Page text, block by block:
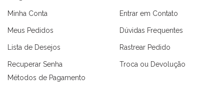
Minha Conta
Meus Pedidos
Lista de Desejos
Recuperar Senha
Entrar em Contato
Dúvidas Frequentes
Rastrear Pedido
Troca ou Devolução
Métodos de Pagamento